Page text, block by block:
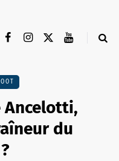
Ancelotti,
du